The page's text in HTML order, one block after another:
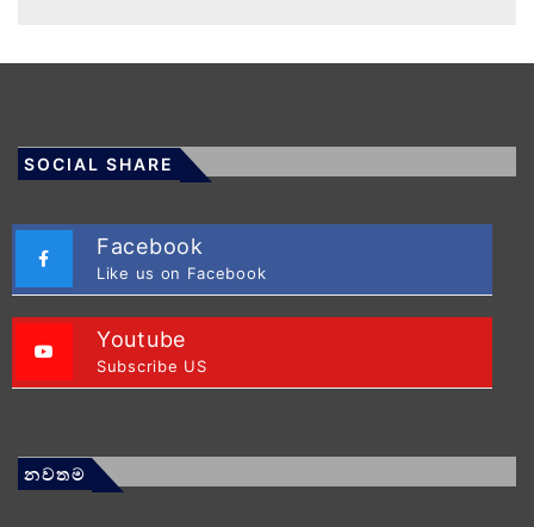
SOCIAL SHARE
Facebook
Like us on Facebook
Youtube
Subscribe US
නවතම